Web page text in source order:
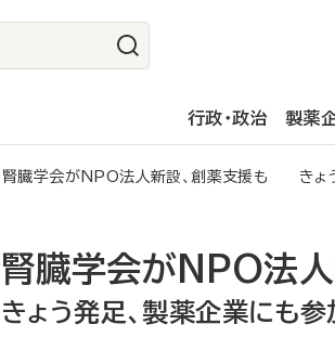
行政・政治 製薬
腎臓学会がNPO法人新設、創薬支援も きょ
腎臓学会がNPO法人
きょう発足、製薬企業にも